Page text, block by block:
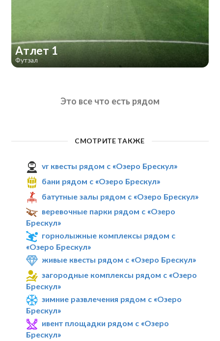
Атлет 1
Футзал
Это все что есть рядом
СМОТРИТЕ ТАКЖЕ
vr квесты рядом с «Озеро Брескул»
бани рядом с «Озеро Брескул»
батутные залы рядом с «Озеро Брескул»
веревочные парки рядом с «Озеро
Брескул»
горнолыжные комплексы рядом с
«Озеро Брескул»
живые квесты рядом с «Озеро Брескул»
загородные комплексы рядом с «Озеро
Брескул»
зимние развлечения рядом с «Озеро
Брескул»
ивент площадки рядом с «Озеро
Брескул»